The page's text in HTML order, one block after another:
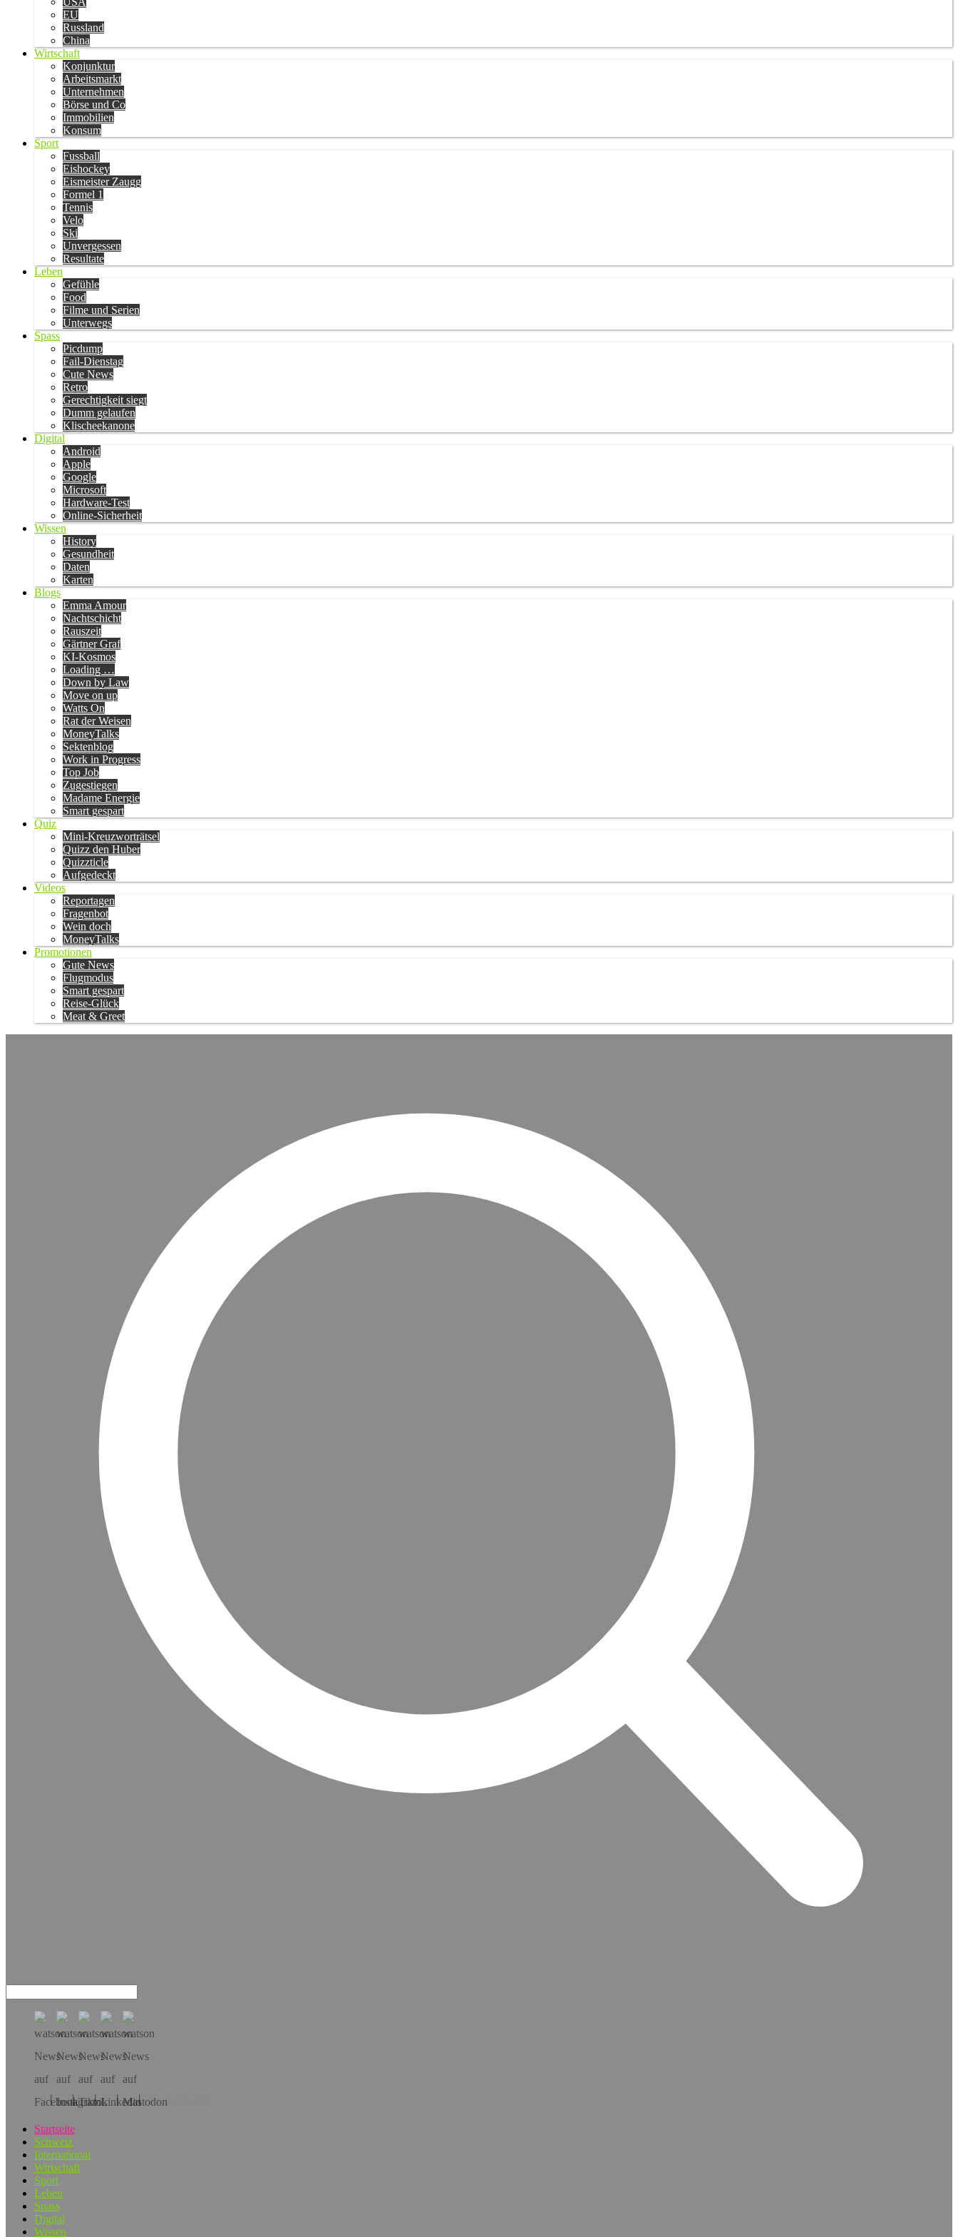
EU
Russland
China
Wirtschaft
Konjunktur
Arbeitsmarkt
Unternehmen
Börse und Co
Immobilien
Konsum
Sport
Fussball
Eishockey
Eismeister Zaugg
Formel 1
Tennis
Velo
Ski
Unvergessen
Resultate
Leben
Gefühle
Food
Filme und Serien
Unterwegs
Spass
Picdump
Fail-Dienstag
Cute News
Retro
Gerechtigkeit siegt
Dumm gelaufen
Klischeekanone
Digital
Android
Apple
Google
Microsoft
Hardware-Test
Online-Sicherheit
Wissen
History
Gesundheit
Daten
Karten
Blogs
Emma Amour
Nachtschicht
Rauszeit
Gärtner Graf
KI-Kosmos
Loading …
Down by Law
Move on up
Watts On
Rat der Weisen
MoneyTalks
Sektenblog
Work in Progress
Top Job
Zugestiegen
Madame Energie
Smart gespart
Quiz
Mini-Kreuzworträtsel
Quizz den Huber
Quizzticle
Aufgedeckt
Videos
Reportagen
Fragenbot
Wein doch
MoneyTalks
Promotionen
Gute News
Flugmodus
Smart gespart
Reise-Glück
Meat & Greet
Hol dir die App!
Startseite
Schweiz
International
Wirtschaft
Sport
Leben
Spass
Digital
Wissen